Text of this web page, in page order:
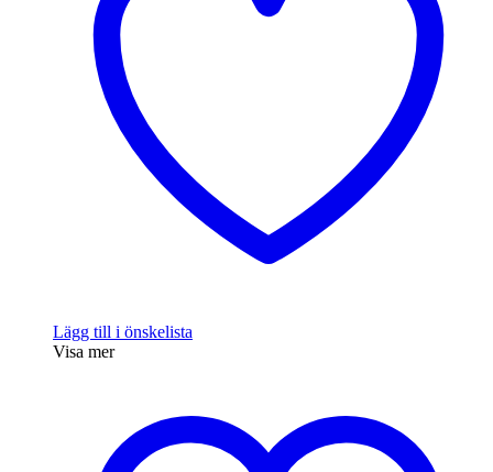
Lägg till i önskelista
Visa mer